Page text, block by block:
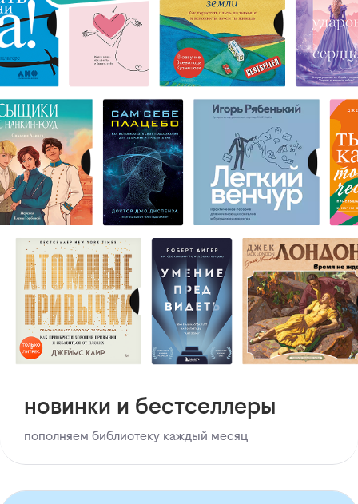
новинки и бестселлеры
пополняем библиотеку каждый месяц